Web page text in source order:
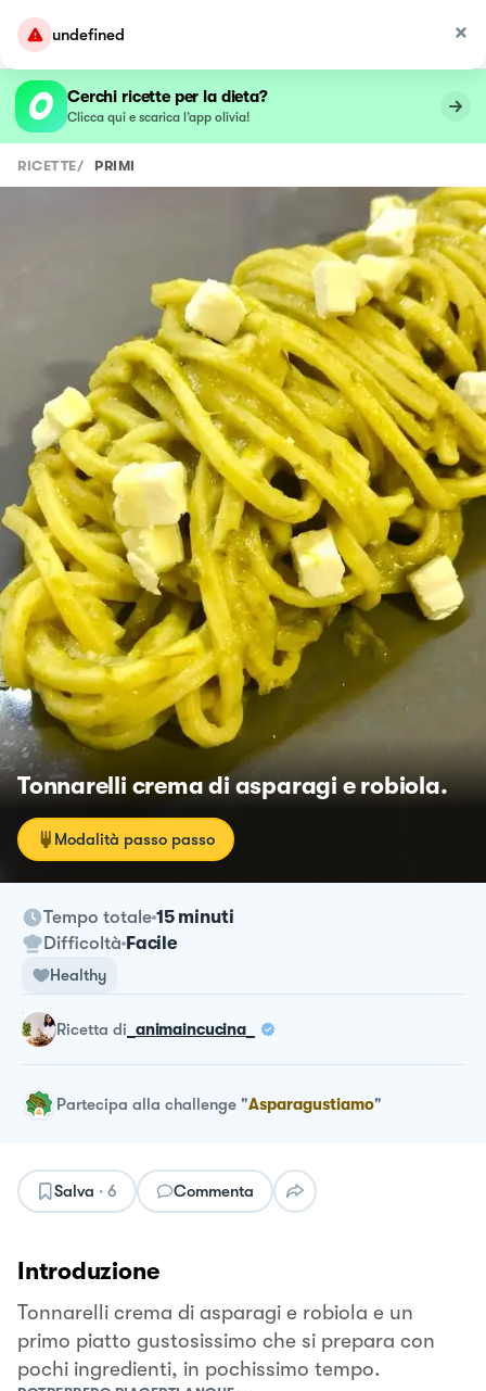
undefined
Cerchi ricette per la dieta?
Clicca qui e scarica l’app olivia!
RICETTE/ PRIMI
Tonnarelli crema di asparagi e robiola.
Modalità passo passo
Tempo totale 15 minuti
Difficoltà Facile
Healthy
ricetta di _animaincucina_
Partecipa alla challenge "Asparagustiamo"
Salva · 6 Commenta
Introduzione
Tonnarelli crema di asparagi e robiola e un
primo piatto gustosissimo che si prepara con
pochi ingredienti, in pochissimo tempo.